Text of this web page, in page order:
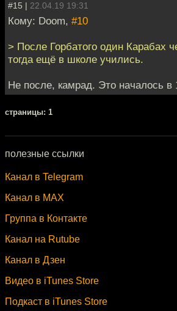
#15 | 22.04.19 19:31
Кому: Doom, #10
> После Горбатого один Карабах
тогда ещё в школе учились.
Не после, камрад. Это началось в
cтраницы: 1
полезные ссылки
Канал в Telegram
Канал в MAX
Группа в Контакте
Канал на Rutube
Канал в Дзен
Видео в iTunes Store
Подкаст в iTunes Store